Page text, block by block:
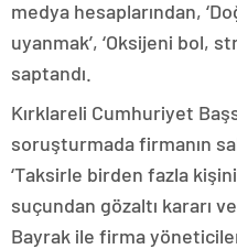
medya hesaplarından,
uyanmak’, ‘Oksijeni bol,
saptandı.
Kırklareli Cumhuriyet
soruşturmada firmanın
‘Taksirle birden fazla
suçundan gözaltı kararı
Bayrak ile firma